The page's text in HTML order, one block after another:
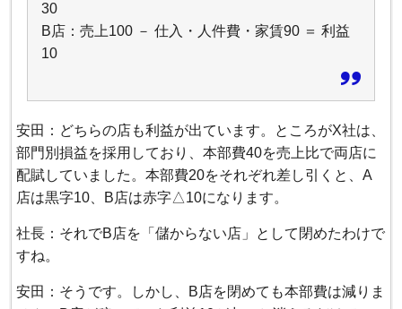
30
B店：売上100 － 仕入・人件費・家賃90 ＝ 利益
10
安田：どちらの店も利益が出ています。ところがX社は、
部門別損益を採用しており、本部費40を売上比で両店に
配賦していました。本部費20をそれぞれ差し引くと、A
店は黒字10、B店は赤字△10になります。
社長：それでB店を「儲からない店」として閉めたわけで
すね。
安田：そうです。しかし、B店を閉めても本部費は減りま